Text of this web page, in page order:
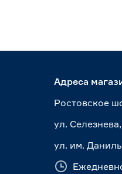
Адреса
Ростовское
ул.
ул. им.